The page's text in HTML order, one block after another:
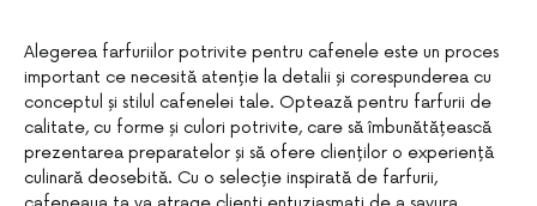
Alegerea farfuriilor potrivite pentru cafenele este un proces
important ce necesită atenție la detalii și corespunderea cu
conceptul și stilul cafenelei tale. Optează pentru farfurii de
calitate, cu forme și culori potrivite, care să îmbunătățească
prezentarea preparatelor și să ofere clienților o experiență
culinară deosebită. Cu o selecție inspirată de farfurii,